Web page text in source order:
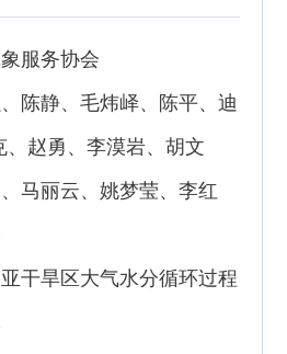
服务协会
陈静、毛炜峄、陈平、迪
、赵勇、李漠岩、胡文
马丽云、姚梦莹、李红
干旱区大气水分循环过程